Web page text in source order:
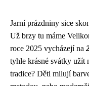
Jarní prázdniny sice
Už brzy tu máme
roce 2025 vycházejí na
tyhle krásné svátky užít
tradice? Děti milují